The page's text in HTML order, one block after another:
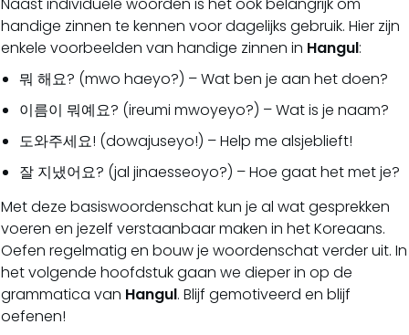
Naast individuele woorden is het ook belangrijk om
handige zinnen te kennen voor dagelijks gebruik. Hier zijn
enkele voorbeelden van handige zinnen in Hangul:
뭐 해요? (mwo haeyo?) – Wat ben je aan het doen?
이름이 뭐예요? (ireumi mwoyeyo?) – Wat is je naam?
도와주세요! (dowajuseyo!) – Help me alsjeblieft!
잘 지냈어요? (jal jinaesseoyo?) – Hoe gaat het met je?
Met deze basiswoordenschat kun je al wat gesprekken
voeren en jezelf verstaanbaar maken in het Koreaans.
Oefen regelmatig en bouw je woordenschat verder uit. In
het volgende hoofdstuk gaan we dieper in op de
grammatica van Hangul. Blijf gemotiveerd en blijf
oefenen!